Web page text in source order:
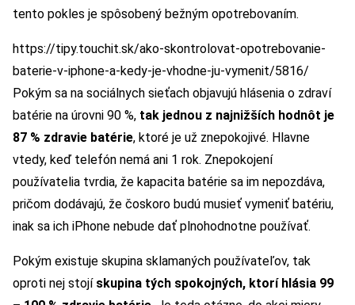
tento pokles je spôsobený bežným opotrebovaním.
https://tipy.touchit.sk/ako-skontrolovat-opotrebovanie-
baterie-v-iphone-a-kedy-je-vhodne-ju-vymenit/5816/
Pokým sa na sociálnych sieťach objavujú hlásenia o zdraví
batérie na úrovni 90 %, tak jednou z najnižších hodnôt je
87 % zdravie batérie, ktoré je už znepokojivé. Hlavne
vtedy, keď telefón nemá ani 1 rok. Znepokojení
používatelia tvrdia, že kapacita batérie sa im nepozdáva,
pričom dodávajú, že čoskoro budú musieť vymeniť batériu,
inak sa ich iPhone nebude dať plnohodnotne používať.
Pokým existuje skupina sklamaných používateľov, tak
oproti nej stojí skupina tých spokojných, ktorí hlásia 99